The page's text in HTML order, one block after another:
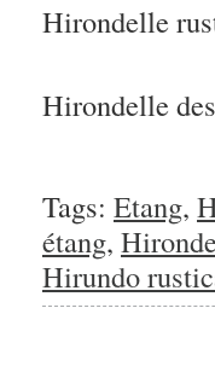
Hirondelle
Hirondelle
Tags: Etang,
étang,
Hirundo